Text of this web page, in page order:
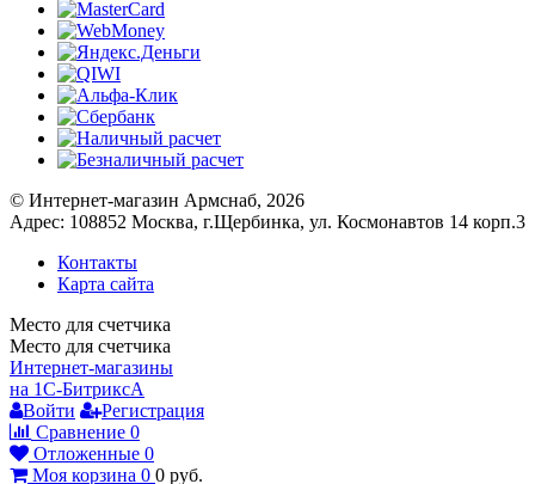
© Интернет-магазин Армснаб, 2026
Адрес: 108852 Москва, г.Щербинка, ул. Космонавтов 14 корп.3
Контакты
Карта сайта
Место для счетчика
Место для счетчика
Интернет-магазины
на 1С-БитриксA
Войти
Регистрация
Сравнение 0
Отложенные 0
Моя корзина 0 0 руб.